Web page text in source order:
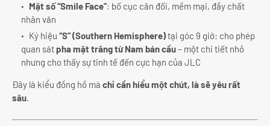
Mặt số “Smile Face”: bố cục cân đối, mềm mại, đầy chất
nhân văn
Ký hiệu “S” (Southern Hemisphere)tại góc 9 giờ: cho phép
quan sátpha mặt trăng từ Nam bán cầu– một chi tiết nhỏ
nhưng cho thấy sự tinh tế đến cực hạn của JLC
Đây là kiểu đồng hồ mà chỉ cần hiểu một chút, là sẽ yêu rất
sâu.